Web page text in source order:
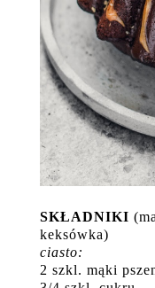
SKŁADNIKI
keksówka)
ciasto:
2 szkl. mąki